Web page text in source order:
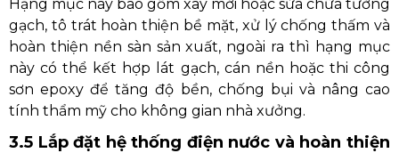
Hạng mục này bao gồm xây mới hoặc sửa chữa tường
gạch, tô trát hoàn thiện bề mặt, xử lý chống thấm và
hoàn thiện nền sàn sản xuất, ngoài ra thì hạng mục
này có thể kết hợp lát gạch, cán nền hoặc thi công
sơn epoxy để tăng độ bền, chống bụi và nâng cao
tính thẩm mỹ cho không gian nhà xưởng.
3.5 Lắp đặt hệ thống điện nước và hoàn thiện